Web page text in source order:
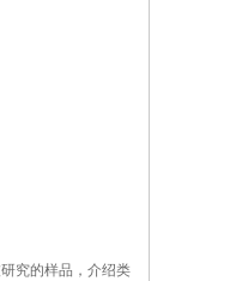
究的样品，介绍类